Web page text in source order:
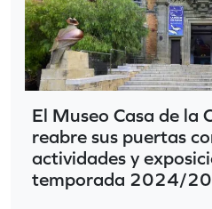
El Museo Casa de la
reabre sus puertas
actividades y
temporada 2024/